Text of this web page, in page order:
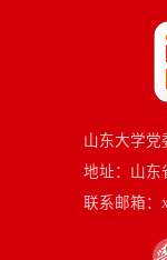
山东大学党
地址：山东
联系邮箱：